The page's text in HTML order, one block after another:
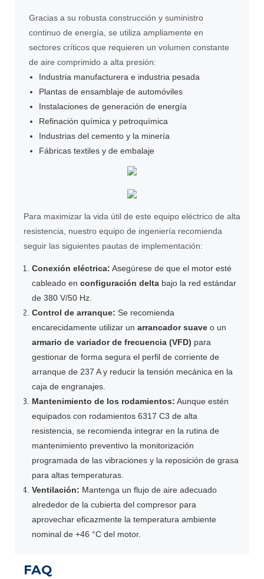
Gracias a su robusta construcción y suministro
continuo de energía, se utiliza ampliamente en
sectores críticos que requieren un volumen constante
de aire comprimido a alta presión:
Industria manufacturera e industria pesada
Plantas de ensamblaje de automóviles
Instalaciones de generación de energía
Refinación química y petroquímica
Industrias del cemento y la minería
Fábricas textiles y de embalaje
Para maximizar la vida útil de este equipo eléctrico de alta
resistencia, nuestro equipo de ingeniería recomienda
seguir las siguientes pautas de implementación:
Conexión eléctrica: Asegúrese de que el motor esté
cableado en configuración delta bajo la red estándar
de 380 V/50 Hz.
Control de arranque: Se recomienda
encarecidamente utilizar un arrancador suave o un
armario de variador de frecuencia (VFD) para
gestionar de forma segura el perfil de corriente de
arranque de 237 A y reducir la tensión mecánica en la
caja de engranajes.
Mantenimiento de los rodamientos: Aunque estén
equipados con rodamientos 6317 C3 de alta
resistencia, se recomienda integrar en la rutina de
mantenimiento preventivo la monitorización
programada de las vibraciones y la reposición de grasa
para altas temperaturas.
Ventilación: Mantenga un flujo de aire adecuado
alrededor de la cubierta del compresor para
aprovechar eficazmente la temperatura ambiente
nominal de +46 °C del motor.
FAQ